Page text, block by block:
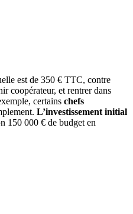
est de 350 € TTC, contre
coopérateur, et rentrer dans
certains chefs
L’investissement initial
150 000 € de budget en